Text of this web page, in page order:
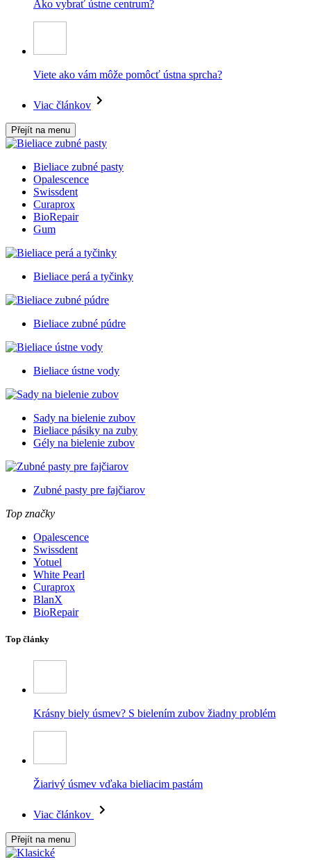
Ako vybrať ústne centrum?
Viete ako vám môže pomôcť ústna sprcha?
Viac článkov
Přejít na menu
Bieliace zubné pasty
Opalescence
Swissdent
Curaprox
BioRepair
Gum
Bieliace perá a tyčinky
Bieliace zubné púdre
Bieliace ústne vody
Sady na bielenie zubov
Bieliace pásiky na zuby
Gély na bielenie zubov
Zubné pasty pre fajčiarov
Top značky
Opalescence
Swissdent
Yotuel
White Pearl
Curaprox
BlanX
BioRepair
Top články
Krásny biely úsmev? S bielením zubov žiadny problém
Žiarivý úsmev vďaka bieliacim pastám
Viac článkov
Přejít na menu